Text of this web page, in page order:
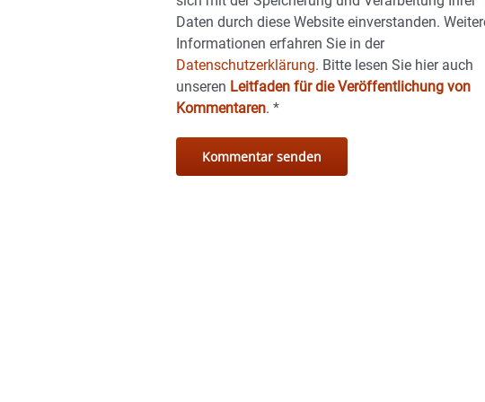
Daten durch diese Website einverstanden.
Informationen erfahren Sie in der
Datenschutzerklärung. Bitte lesen Sie hier auch
unseren Leitfaden für die Veröffentlichung von
Kommentaren.*